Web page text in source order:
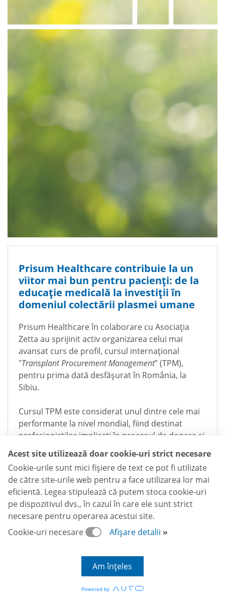
Prisum Healthcare contribuie la un
viitor mai bun pentru pacienți: de la
educație medicală la investiții în
domeniul colectării plasmei umane
Prisum Healthcare în colaborare cu Asociația
Zetta au sprijinit activ organizarea celui mai
avansat curs de profil, cursul internațional
"Transplant Procurement Management” (TPM),
pentru prima dată desfășurat în România, la
Sibiu.
Cursul TPM este considerat unul dintre cele mai
performante la nivel mondial, fiind destinat
profesioniștilor implicați în procesul de donare și
transplant.
CITEȘTE
Acest site utilizează doar cookie-uri strict necesare
Cookie-urile sunt mici fişiere de text ce pot fi utilizate
de către site-urile web pentru a face utilizarea lor mai
eficientă. Legea stipulează că putem stoca cookie-uri
pe dispozitivul dvs., în cazul în care ele sunt strict
necesare pentru operarea acestui site.
Cookie-uri necesare
Afișare detalii
Am înțeles
Powered by